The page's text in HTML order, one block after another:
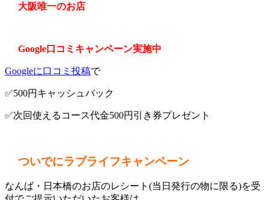
大阪唯一のお店
Google口コミキャンペーン実施中
Googleに口コミ投稿で
✅500円キャッシュバック
✅次回使えるコース代金500円引き券プレゼント
ついでにラブライフキャンペーン
なんば・日本橋のお店のレシート(当日発行の物に限る)を受